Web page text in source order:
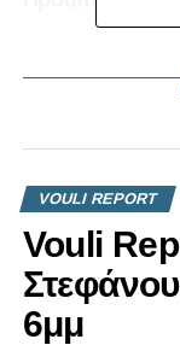
VOULI REPORT
Vouli
6μμ